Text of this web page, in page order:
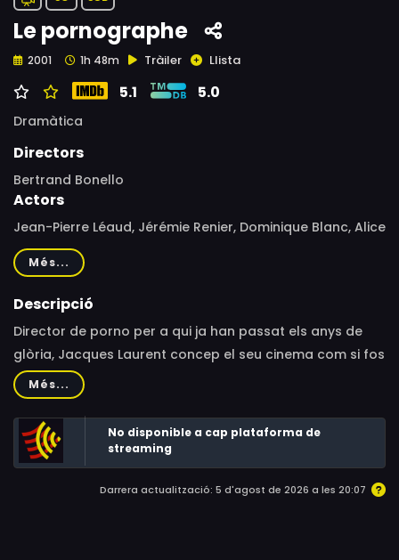
Le pornographe
2001 1h 48m Tràiler Llista
5.1 5.0
Dramàtica
Directors
Bertrand Bonello
Actors
Jean-Pierre Léaud, Jérémie Renier, Dominique Blanc, Alice
Houri, Ovidie, Catherine Mouchet, Thibault de
Montalembert, André Marcon, Laurent Lucas, Ségolène
Savoff, Titof, Violetta Sanchez, Nadia Nataf, Thomas
Hervé P. Gustave, Jérémie Elkaïm, Franck Richard, Clara
Choveaux, Bernard Viguier, Xavier Aubert, Richaud Valls,
Boris Salles, Anastasia, Marcelo Teles
Més...
Descripció
Director de porno per a qui ja han passat els anys de
glòria, Jacques Laurent concep el seu cinema com si fos
un Robert Bresson del hardcore. Amb una posada en
escena ascètica i continguda, cerca la Gràcia a través
de la carn.
Més...
No disponible a cap plataforma de
streaming
Darrera actualització: 5 d'agost de 2026 a les 20:07